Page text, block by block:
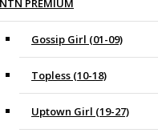
NTN PREMIUM
Gossip Girl (01-09)
Topless (10-18)
Uptown Girl (19-27)